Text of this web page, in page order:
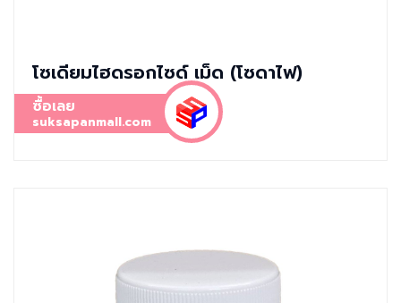
โซเดียมไฮดรอกไซด์ เม็ด (โซดาไฟ)
ซื้อเลย
suksapanmall.com